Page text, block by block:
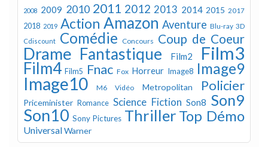
2008 2009 2010 2011 2012 2013 2014 2015 2017
2018 2019 Action Amazon Aventure Blu-ray 3D
Cdiscount Comédie Concours Coup de Coeur
Drame Fantastique Film2 Film3
Film4 Film5 Fnac Fox Horreur Image8 Image9
Image10 M6 Vidéo Metropolitan Policier
Priceminister Romance Science Fiction Son8 Son9
Son10 Sony Pictures Thriller Top Démo
UniversalWarner